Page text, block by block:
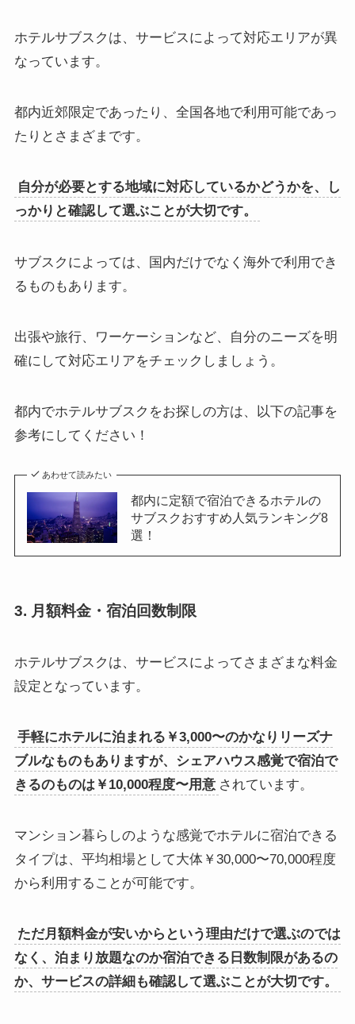
ホテルサブスクは、サービスによって対応エリアが異
なっています。
都内近郊限定であったり、全国各地で利用可能であっ
たりとさまざまです。
自分が必要とする地域に対応しているかどうかを、し
っかりと確認して選ぶことが大切です。
サブスクによっては、国内だけでなく海外で利用でき
るものもあります。
出張や旅行、ワーケーションなど、自分のニーズを明
確にして対応エリアをチェックしましょう。
都内でホテルサブスクをお探しの方は、以下の記事を
参考にしてください！
あわせて読みたい
都内に定額で宿泊できるホテルの
サブスクおすすめ人気ランキング8
選！
3. 月額料金・宿泊回数制限
ホテルサブスクは、サービスによってさまざまな料金
設定となっています。
手軽にホテルに泊まれる￥3,000〜のかなりリーズナ
ブルなものもありますが、シェアハウス感覚で宿泊で
きるのものは￥10,000程度〜用意 されています。
マンション暮らしのような感覚でホテルに宿泊できる
タイプは、平均相場として大体￥30,000〜70,000程度
から利用することが可能です。
ただ月額料金が安いからという理由だけで選ぶのでは
なく、泊まり放題なのか宿泊できる日数制限があるの
か、サービスの詳細も確認して選ぶことが大切です。